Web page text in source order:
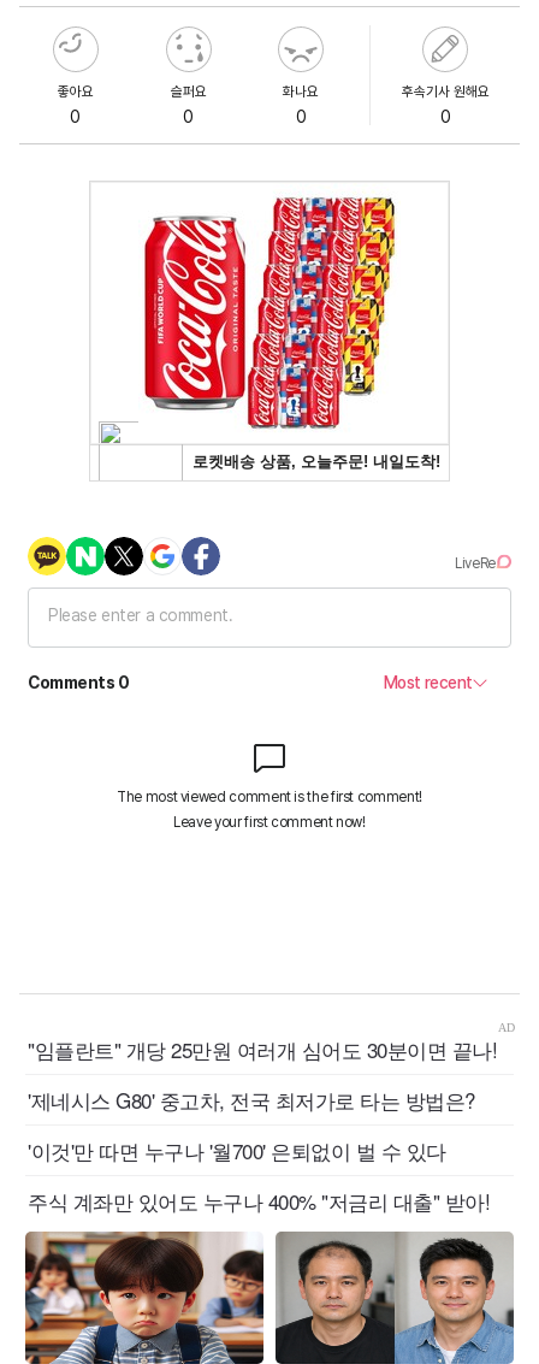
좋아요
0
슬퍼요
0
화나요
0
후속기사 원해요
0